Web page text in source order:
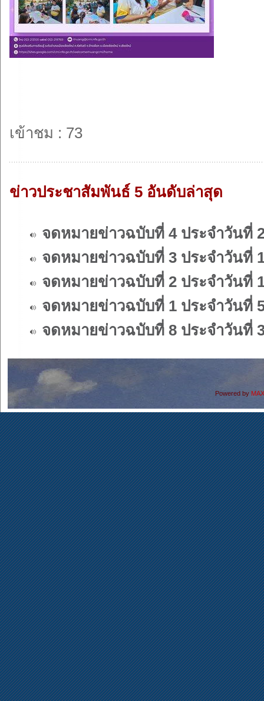
เข้าชม : 73
ข่าวประชาสัมพันธ์ 5 อันดับล่าสุด
จดหมายข่าวฉบับที่ 4 ประจำวันที่
จดหมายข่าวฉบับที่ 3 ประจำวันที่
จดหมายข่าวฉบับที่ 2 ประจำวันที่
จดหมายข่าวฉบับที่ 1 ประจำวันที่
จดหมายข่าวฉบับที่ 8 ประจำวันที่
Powered by